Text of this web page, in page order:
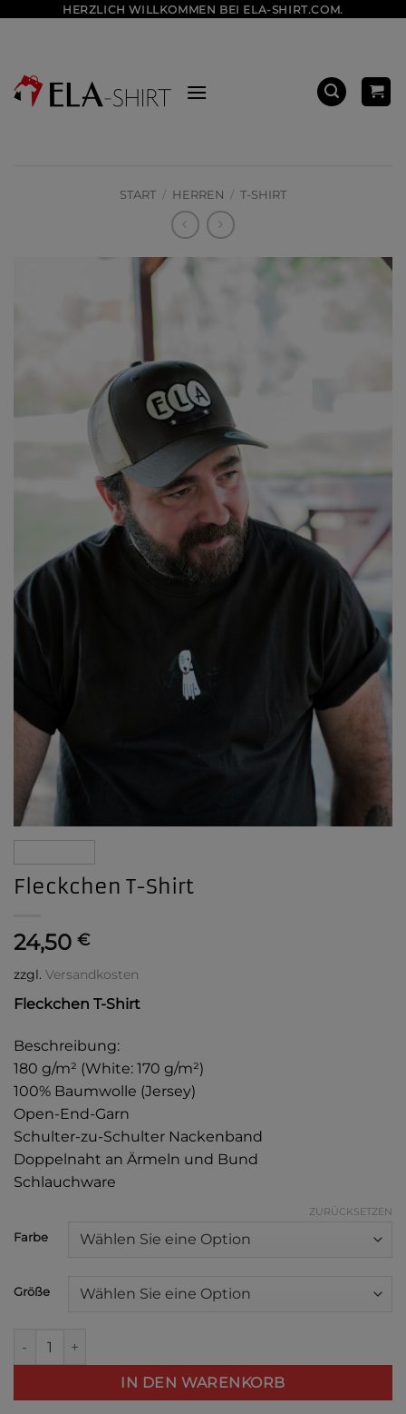
HERZLICH WILLKOMMEN BEI ELA-SHIRT.COM.
START / HERREN / T-SHIRT
Fleckchen T-Shirt
24,50 €
zzgl. Versandkosten
Fleckchen T-Shirt
Beschreibung:
180 g/m² (White: 170 g/m²)
100% Baumwolle (Jersey)
Open-End-Garn
Schulter-zu-Schulter Nackenband
Doppelnaht an Ärmeln und Bund
Schlauchware
Farbe
Größe
ZURÜCKSETZEN
IN DEN WARENKORB